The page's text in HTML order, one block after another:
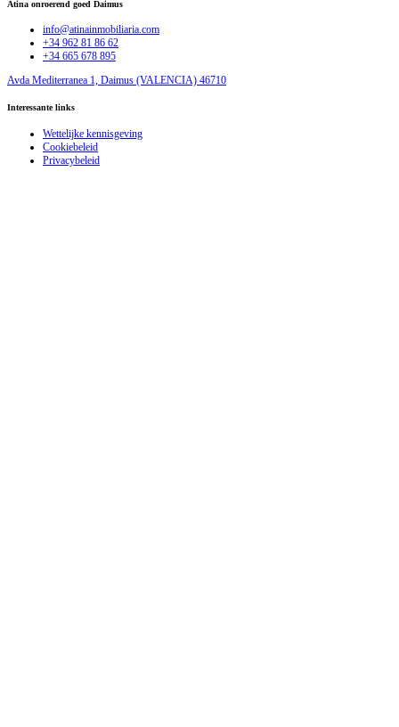
Atina onroerend goed Daimus
info@atinainmobiliaria.com
+34 962 81 86 62
+34 665 678 895
Avda Mediterranea 1, Daimus (VALENCIA) 46710
Interessante links
Wettelijke kennisgeving
Cookiebeleid
Privacybeleid